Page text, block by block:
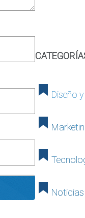
Diseño
Noticias